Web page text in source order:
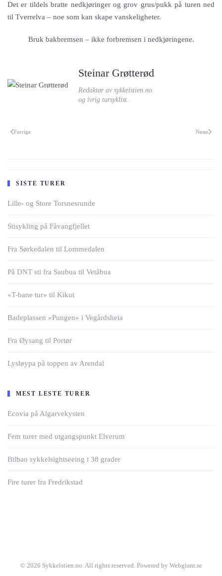
Det er tildels bratte nedkjøringer og grov grus/pukk på turen ned
til Tverrelva – noe som kan skape vanskeligheter.
Bruk bakbremsen – ikke forbremsen i nedkjøringene.
Steinar Grøtterød
Redaktør av sykkelstien.no
og ivrig tursyklist.
Forrige Neste
SISTE TURER
Lille- og Store Torsnesrunde
Stisykling på Fåvangfjellet
Fra Sørkedalen til Lommedalen
På DNT sti fra Saubua til Vetåbua
«T-bane tur» til Kikut
Badeplassen «Pungen» i Vegårdsheia
Fra Øysang til Portør
Lysløypa på toppen av Arendal
MEST LESTE TURER
Ecovia på Algarvekysten
Fem turer med utgangspunkt Elverum
Bilbao sykkelsightseeing i 38 grader
Fire turer fra Fredrikstad
© 2026 Sykkelstien.no. All rights reserved. Powered by Webgiant.se